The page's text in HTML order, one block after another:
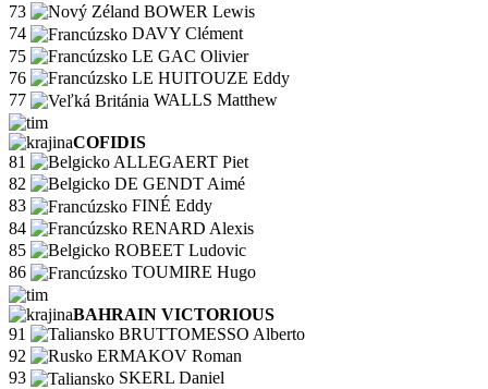
73
BOWER Lewis
74
DAVY Clément
75
LE GAC Olivier
76
LE HUITOUZE Eddy
77
WALLS Matthew
COFIDIS
81
ALLEGAERT Piet
82
DE GENDT Aimé
83
FINÉ Eddy
84
RENARD Alexis
85
ROBEET Ludovic
86
TOUMIRE Hugo
BAHRAIN VICTORIOUS
91
BRUTTOMESSO Alberto
92
ERMAKOV Roman
93
SKERL Daniel